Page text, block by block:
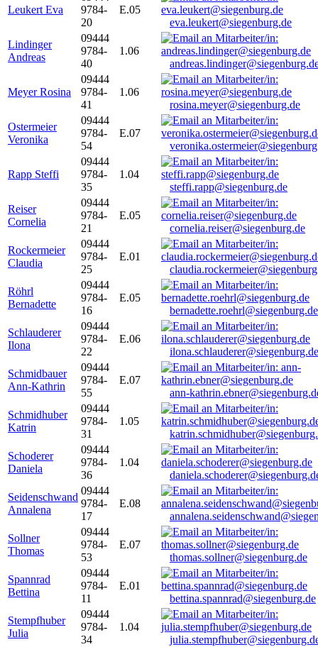
Leukert Eva
9784-
20
E.05
eva.leukert@siegenburg.de
Lindinger
Andreas
09444
9784-
40
1.06
Meyer Rosina
09444
9784-
41
1.06
rosina.meyer@siegenburg.de
Ostermeier
Veronika
09444
9784-
54
E.07
Rapp Steffi
09444
9784-
35
1.04
steffi.rapp@siegenburg.de
Reiser
Cornelia
09444
9784-
21
E.05
cornelia.reiser@siegenburg.de
Rockermeier
Claudia
09444
9784-
25
E.01
Röhrl
Bernadette
09444
9784-
16
E.05
bernadette.roehrl@siegenburg.de
Schlauderer
Ilona
09444
9784-
22
E.06
ilona.schlauderer@siegenburg.de
Schmidbauer
Ann-Kathrin
09444
9784-
55
E.07
ann-
Schmidhuber
Katrin
09444
9784-
31
1.05
Schoderer
Daniela
09444
9784-
36
1.04
Seidenschwand
Annalena
09444
9784-
17
E.08
Sollner
Thomas
09444
9784-
53
E.07
thomas.sollner@siegenburg.de
Spannrad
Bettina
09444
9784-
11
E.01
bettina.spannrad@siegenburg.de
Stempfhuber
Julia
09444
9784-
34
1.04